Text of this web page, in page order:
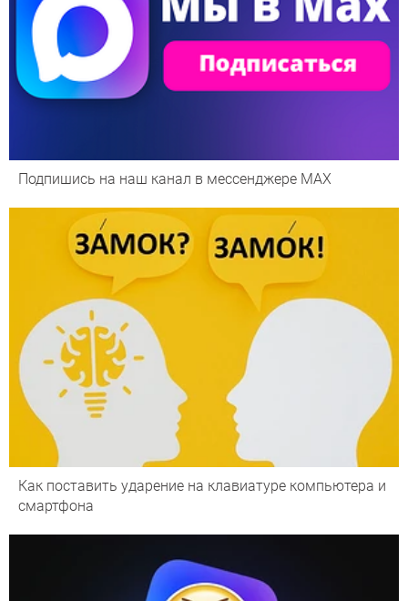
Подпишись на наш канал в мессенджере МАХ
Как поставить ударение на клавиатуре компьютера и
смартфона